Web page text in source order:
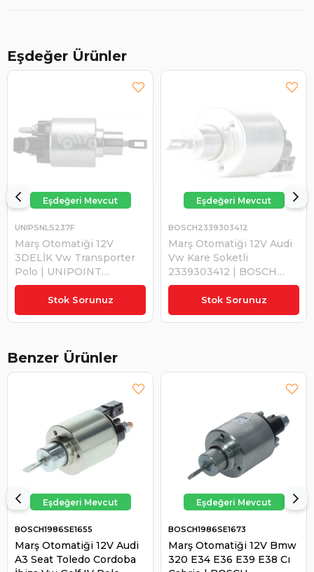
Eşdeğer Ürünler
Stok Sorunuz
Marş Otomatiği 12V
3DELİK Vw Transporter
Polo | UNIPOINT
SNLS237F
UNIPSNLS237F
₺1.276,63 Stok Sorunuz
Marş Otomatiği 12V Audi
Vw Kare Soketli
2339303412 | BOSCH
2339303412
BOSCH2339303412
₺2.203,97
Benzer Ürünler
Marş Otomatiği 12V Audi
A3 Seat Toledo Cordoba
BOSCH1986SE1655
Marş Otomatiği 12V Bmw
320 E34 E36 E39 E38 Cı
BOSCH1986SE1673